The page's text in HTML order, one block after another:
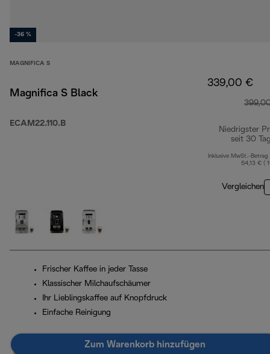
-36 %
MAGNIFICA S
Magnifica S Black
ECAM22.110.B
339,00 €
Niedrigster
seit 30
Inklusive MwSt.-Betrag
54,13 € (
Vergleichen
Frischer Kaffee in jeder Tasse
Klassischer Milchaufschäumer
Ihr Lieblingskaffee auf Knopfdruck
Einfache Reinigung
Zum Warenkorb hinzufügen